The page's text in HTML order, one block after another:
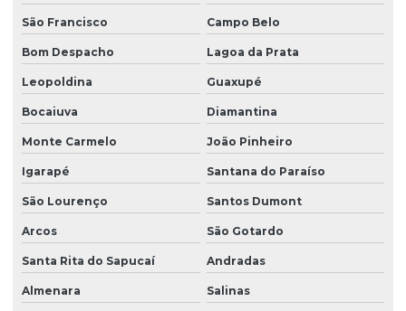
São Francisco Campo Belo
Bom Despacho Lagoa da Prata
Leopoldina Guaxupé
Bocaiuva Diamantina
Monte Carmelo João Pinheiro
Igarapé Santana do Paraíso
São Lourenço Santos Dumont
Arcos São Gotardo
Santa Rita do Sapucaí Andradas
Almenara Salinas